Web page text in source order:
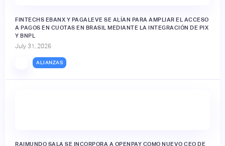
FINTECHS EBANX Y PAGALEVE SE ALÍAN PARA AMPLIAR EL ACCESO
A PAGOS EN CUOTAS EN BRASIL MEDIANTE LA INTEGRACIÓN DE PIX
Y BNPL
July 31, 2026
ALIANZAS
RAIMUNDO SALA SE INCORPORA A OPENPAY COMO NUEVO CEO DE